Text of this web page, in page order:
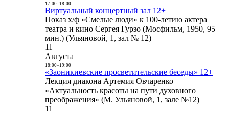
17:00- 18:00
Виртуальный концертный зал 12+
Показ х/ф «Смелые люди» к 100-летию актера
театра и кино Сергея Гурзо (Мосфильм, 1950, 95
мин.) (Ульяновой, 1, зал № 12)
11
Августа
18:00- 19:00
«Заоникиевские просветительские беседы» 12+
Лекция диакона Артемия Овчаренко
«Актуальность красоты на пути духовного
преображения» (М. Ульяновой, 1, зале №12)
11